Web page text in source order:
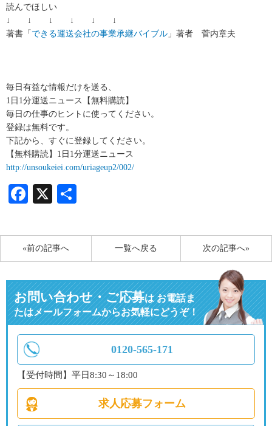
読んでほしい
↓ ↓ ↓ ↓ ↓ ↓
著書「 できる運送会社の事業承継バイブル 」著者 菅内章夫
毎日有益な情報だけを送る、
1日1分運送ニュース【無料購読】
毎日の仕事のヒントに使ってください。
登録は無料です。
下記から、すぐに登録してください。
【無料購読】1日1分運送ニュース
http://unsoukeiei.com/uriageup2/002/
Facebook
X
«前の記事へ 次の記事へ»
一覧へ戻る
お問い合わせ・ご応募はお電話ま
たはメールフォームからお気軽にどうぞ！
0120-565-171
【受付時間】平日8:30～18:00
求人応募フォーム